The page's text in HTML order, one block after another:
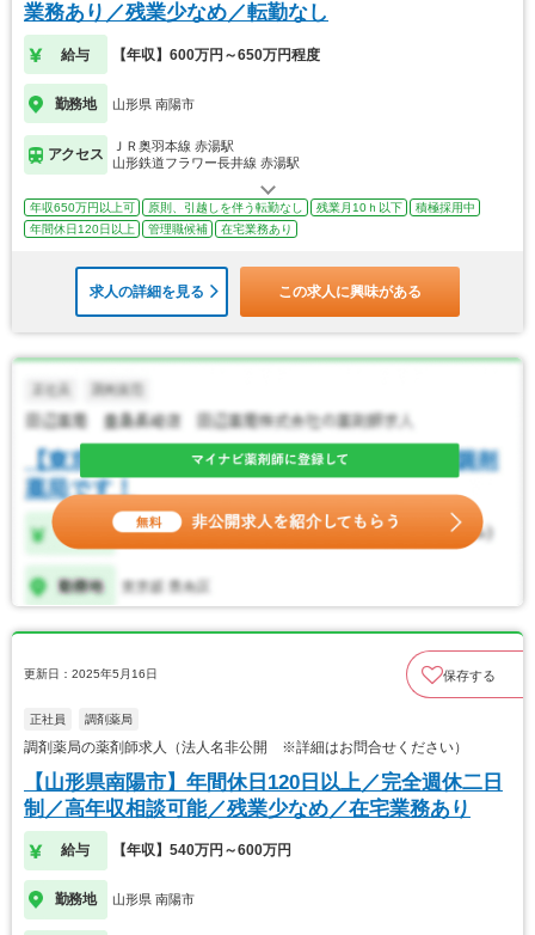
業務あり／残業少なめ／転勤なし
給与 【年収】600万円～650万円程度
勤務地 山形県 南陽市
アクセス
ＪＲ奥羽本線 赤湯駅
山形鉄道フラワー長井線 赤湯駅
年収650万円以上可 原則、引越しを伴う転勤なし 残業月10ｈ以下
積極採用中
年間休日120日以上
管理職候補 在宅業務あり
求人の詳細を見る この求人に興味がある
更新日：2025年5月16日 保存する
正社員 調剤薬局
調剤薬局の薬剤師求人（法人名非公開 ※詳細はお問合せください）
【山形県南陽市】年間休日120日以上／完全週休二日
制／高年収相談可能／残業少なめ／在宅業務あり
給与 【年収】540万円～600万円
勤務地 山形県 南陽市